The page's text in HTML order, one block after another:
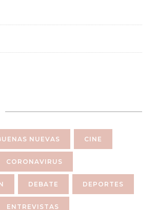
NUEVAS CINE
CORONAVIRUS
DEBATE DEPORTES
ENTREVISTAS